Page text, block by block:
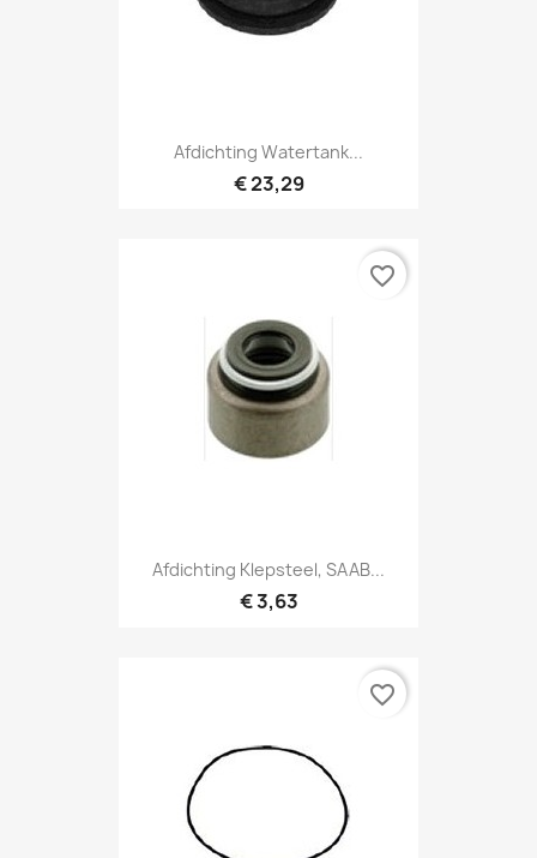
Afdichting Watertank...
€ 23,29
Afdichting Klepsteel, SAAB...
€ 3,63
favorite_border
favorite_border